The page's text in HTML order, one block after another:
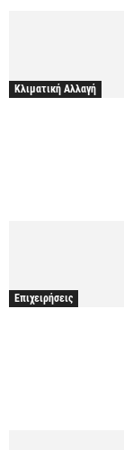
Κλιματική Αλλαγή
Επιχειρήσεις